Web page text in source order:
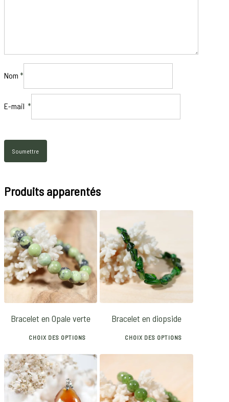
Nom *
E-mail *
Produits apparentés
18€ 20€
Bracelet en Opale verte
CHOIX DES OPTIONS
This
product
has
multiple
20€
Bracelet en diopside
CHOIX DES OPTIONS
This
has
multiple
25€ 28€